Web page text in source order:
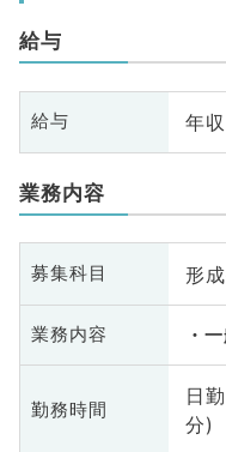
給与
給与 年
業務内容
募集科目 形
業務内容
勤務時間
日
分)